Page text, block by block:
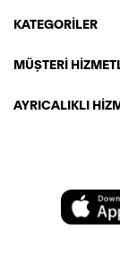
KATEGORİLER
MÜŞTERİ
AYRICALIKLI